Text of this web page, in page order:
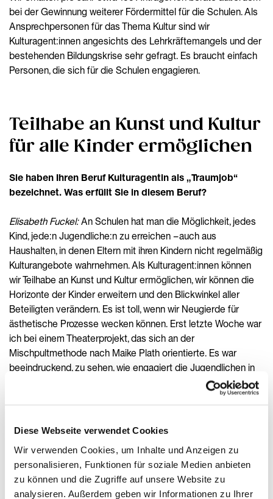
Diese Webseite verwendet Cookies
Wir verwenden Cookies, um Inhalte und Anzeigen zu
personalisieren, Funktionen für soziale Medien anbieten
zu können und die Zugriffe auf unsere Website zu
analysieren. Außerdem geben wir Informationen zu Ihrer
bei der Gewinnung weiterer Fördermittel für die Schulen. Als
Ansprechpersonen für das Thema Kultur sind wir
Kulturagent:innen angesichts des Lehrkräftemangels und der
bestehenden Bildungskrise sehr gefragt. Es braucht einfach
Personen, die sich für die Schulen engagieren.
Teilhabe an Kunst und Kultur
für alle Kinder ermöglichen
Sie haben Ihren Beruf Kulturagentin als „Traumjob“
bezeichnet. Was erfüllt Sie in diesem Beruf?
Elisabeth Fuckel:An Schulen hat man die Möglichkeit, jedes
Kind, jede:n Jugendliche:n zu erreichen – auch aus
Haushalten, in denen Eltern mit ihren Kindern nicht regelmäßig
Kulturangebote wahrnehmen. Als Kulturagent:innen können
wir Teilhabe an Kunst und Kultur ermöglichen, wir können die
Horizonte der Kinder erweitern und den Blickwinkel aller
Beteiligten verändern. Es ist toll, wenn wir Neugierde für
ästhetische Prozesse wecken können. Erst letzte Woche war
ich bei einem Theaterprojekt, das sich an der
Mischpultmethode nach Maike Plath orientierte. Es war
beeindruckend, zu sehen, wie engagiert die Jugendlichen in
dem Projekt dabei waren. Sie stecken meist in den
fremdbestimmten schulischen Prozessen drin und sehen
seit dem ersten Tag voll dabei und werden dieses Erlebnis
besondere Erlebnisse für die Kinder zu schaffen und im
besten Fall ungeahnte Talente zu entdecken, die Kinder über
sich hinauswachsen zu lassen. Das Schönste an meinem